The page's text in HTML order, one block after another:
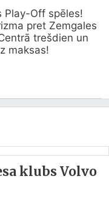
Play-Off spēles!
pret Zemgales
trešdien un
maksas!
klubs Volvo